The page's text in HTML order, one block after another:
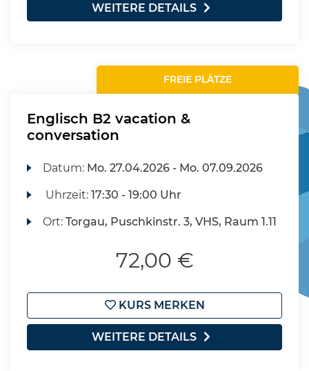
WEITERE DETAILS
FREIE PLÄTZE
Englisch B2 vacation &
conversation
Datum: Mo. 27.04.2026 - Mo. 07.09.2026
Uhrzeit:17:30 - 19:00 Uhr
Ort:Torgau, Puschkinstr. 3, VHS, Raum 1.11
72,00 €
KURS MERKEN
WEITERE DETAILS